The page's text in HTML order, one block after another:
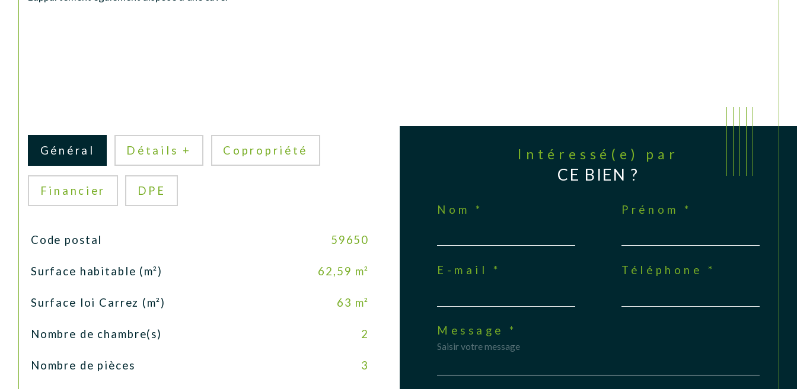
Général Détails + Copropriété
Financier DPE
TRAD_SIROCCO_Caracteristique
Code postal 59650
Surface habitable (m²) 62,59 m²
Surface loi Carrez (m²) 63 m²
Nombre de chambre(s) 2
Nombre de pièces 3
Intéressé(e) par
CE BIEN ?
Nom * Prénom *
E-mail * Téléphone *
Message *